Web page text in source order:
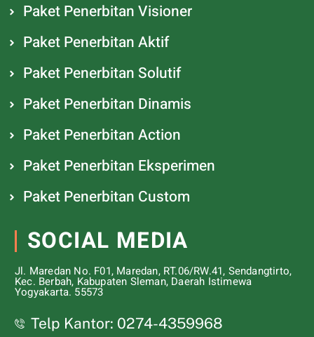
Paket Penerbitan Visioner
Paket Penerbitan Aktif
Paket Penerbitan Solutif
Paket Penerbitan Dinamis
Paket Penerbitan Action
Paket Penerbitan Eksperimen
Paket Penerbitan Custom
SOCIAL MEDIA
Jl. Maredan No. F01, Maredan, RT.06/RW.41, Sendangtirto,
Kec. Berbah, Kabupaten Sleman, Daerah Istimewa
Yogyakarta. 55573
Telp Kantor: 0274-4359968